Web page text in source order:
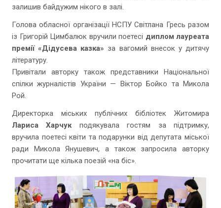
залишив байдужим нікого в залі.
Голова обласної організації НСПУ Світлана Гресь разом
із Григорій Цимбалюк вручили поетесі диплом лауреата
премії «Дідусева казка» за вагомий внесок у дитячу
літературу.
Привітали авторку також представники Національної
спілки журналістів України — Віктор Бойко та Микола
Рой.
Директорка міських публічних бібліотек Житомира
Лариса Харчукподякувала гостям за підтримку,
вручила поетесі квіти та подарунки від депутата міської
ради Микола Янушевич, а також запросила авторку
прочитати ще кілька поезій «на біс».